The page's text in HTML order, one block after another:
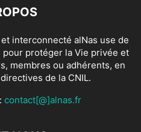
interconnecté alNas use de
protéger la Vie privée et
membres ou adhérents, en
de la CNIL.
contact[@]alnas.fr